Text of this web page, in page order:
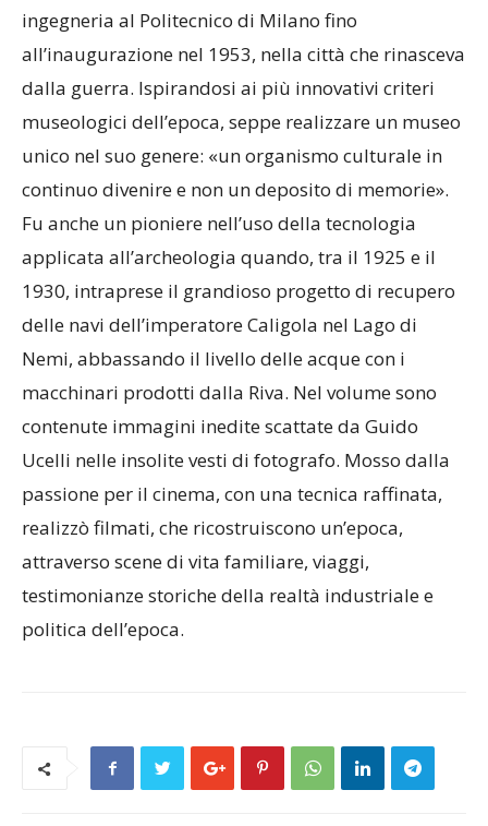
ingegneria al Politecnico di Milano fino
all’inaugurazione nel 1953, nella città che rinasceva
dalla guerra. Ispirandosi ai più innovativi criteri
museologici dell’epoca, seppe realizzare un museo
unico nel suo genere: «un organismo culturale in
continuo divenire e non un deposito di memorie».
Fu anche un pioniere nell’uso della tecnologia
applicata all’archeologia quando, tra il 1925 e il
1930, intraprese il grandioso progetto di recupero
delle navi dell’imperatore Caligola nel Lago di
Nemi, abbassando il livello delle acque con i
macchinari prodotti dalla Riva. Nel volume sono
contenute immagini inedite scattate da Guido
Ucelli nelle insolite vesti di fotografo. Mosso dalla
passione per il cinema, con una tecnica raffinata,
realizzò filmati, che ricostruiscono un’epoca,
attraverso scene di vita familiare, viaggi,
testimonianze storiche della realtà industriale e
politica dell’epoca.